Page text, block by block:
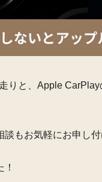
りと、Apple
もお気軽にお申し付